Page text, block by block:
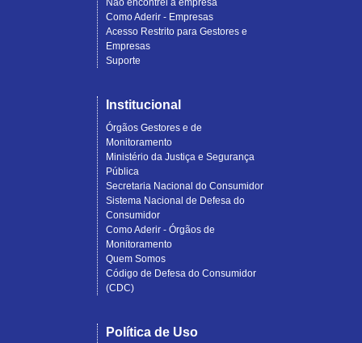
Não encontrei a empresa
Como Aderir - Empresas
Acesso Restrito para Gestores e
Empresas
Suporte
Institucional
Órgãos Gestores e de
Monitoramento
Ministério da Justiça e Segurança
Pública
Secretaria Nacional do Consumidor
Sistema Nacional de Defesa do
Consumidor
Como Aderir - Órgãos de
Monitoramento
Quem Somos
Código de Defesa do Consumidor
(CDC)
Política de Uso